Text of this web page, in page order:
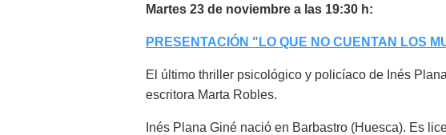
Martes 23 de noviembre a las 19:30 h:
PRESENTACIÓN "LO QUE NO CUENTAN LOS
El último thriller psicológico y policíaco de Inés
escritora Marta Robles.
Inés Plana Giné nació en Barbastro (Huesca). Es